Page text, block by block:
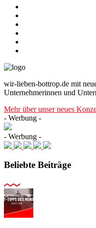
wir-lieben-bottrop.de mit
Unternehmerinnen und
Mehr über unser neues
- Werbung -
- Werbung -
Beliebte Beiträge